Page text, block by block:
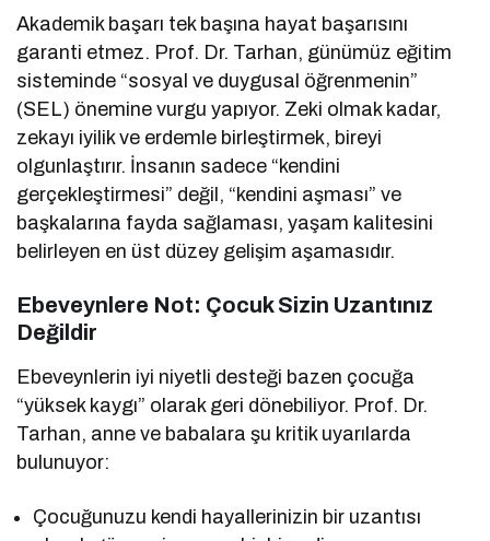
Akademik başarı tek başına hayat başarısını
garanti etmez. Prof. Dr. Tarhan, günümüz eğitim
sisteminde “sosyal ve duygusal öğrenmenin”
(SEL) önemine vurgu yapıyor. Zeki olmak kadar,
zekayı iyilik ve erdemle birleştirmek, bireyi
olgunlaştırır. İnsanın sadece “kendini
gerçekleştirmesi” değil, “kendini aşması” ve
başkalarına fayda sağlaması, yaşam kalitesini
belirleyen en üst düzey gelişim aşamasıdır.
Ebeveynlere Not: Çocuk Sizin Uzantınız
Değildir
Ebeveynlerin iyi niyetli desteği bazen çocuğa
“yüksek kaygı” olarak geri dönebiliyor. Prof. Dr.
Tarhan, anne ve babalara şu kritik uyarılarda
bulunuyor:
Çocuğunuzu kendi hayallerinizin bir uzantısı